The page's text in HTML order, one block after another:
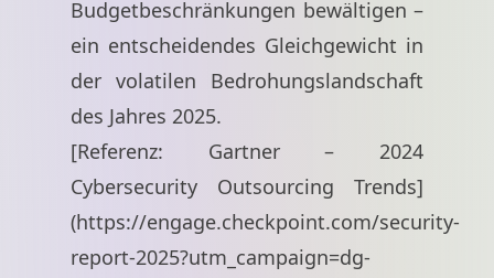
Budgetbeschränkungen bewältigen –
ein entscheidendes Gleichgewicht in
der volatilen Bedrohungslandschaft
des Jahres 2025.
[Referenz: Gartner – 2024
Cybersecurity Outsourcing Trends]
(https://engage.checkpoint.com/security-
report-2025?utm_campaign=dg-